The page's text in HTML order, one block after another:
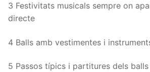
3 Festivitats musicals sempre on
directe
4 Balls amb vestimentes i
5 Passos típics i partitures dels balls